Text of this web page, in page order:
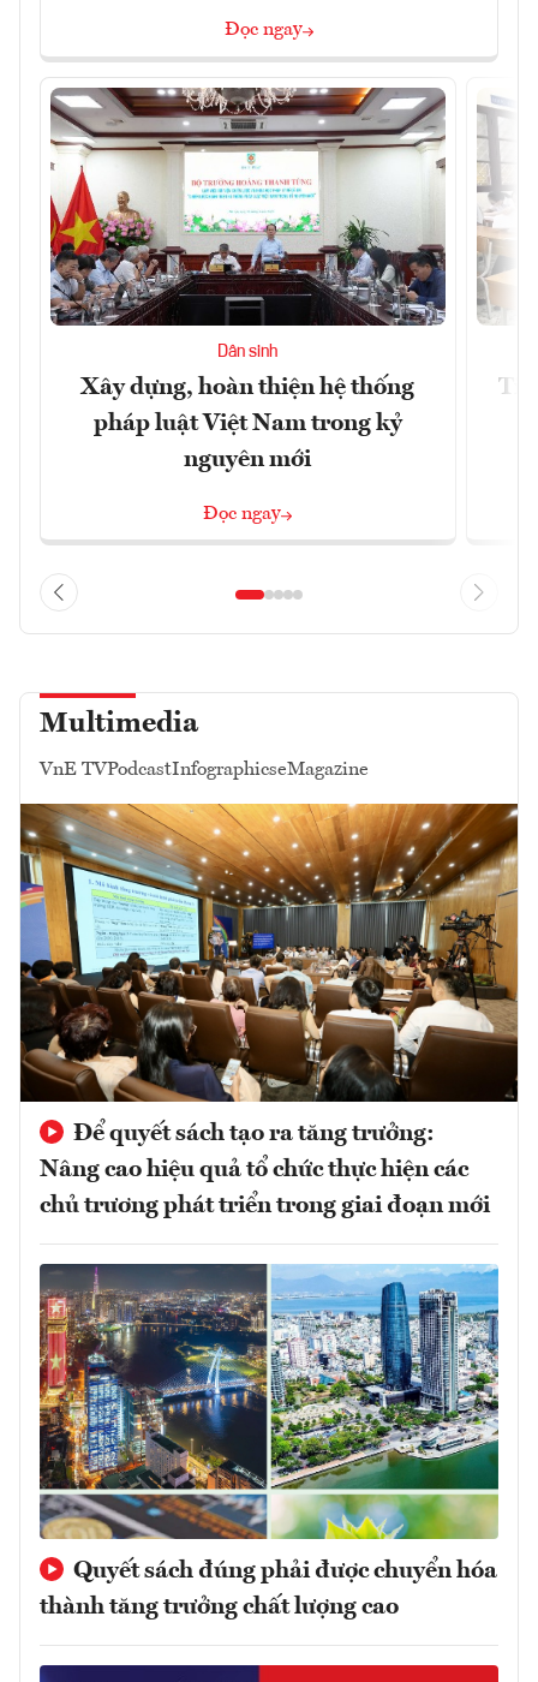
Đọc ngay
Dân sinh
Xây dựng, hoàn thiện hệ thống
pháp luật Việt Nam trong kỷ
nguyên mới
Đọc ngay
Multimedia
VnE TVPodcastInfographicseMagazine
Để quyết sách tạo ra tăng trưởng:
Nâng cao hiệu quả tổ chức thực hiện các
chủ trương phát triển trong giai đoạn mới
Quyết sách đúng phải được chuyển hóa
thành tăng trưởng chất lượng cao